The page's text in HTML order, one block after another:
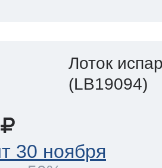
Лоток
(LB19094)
30 ноября